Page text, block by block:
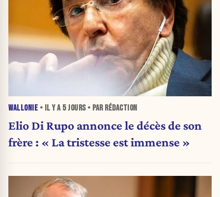
WALLONIE • IL Y A 5 JOURS• PAR RÉDACTION
Elio Di Rupo annonce le décès de son
frère : « La tristesse est immense »